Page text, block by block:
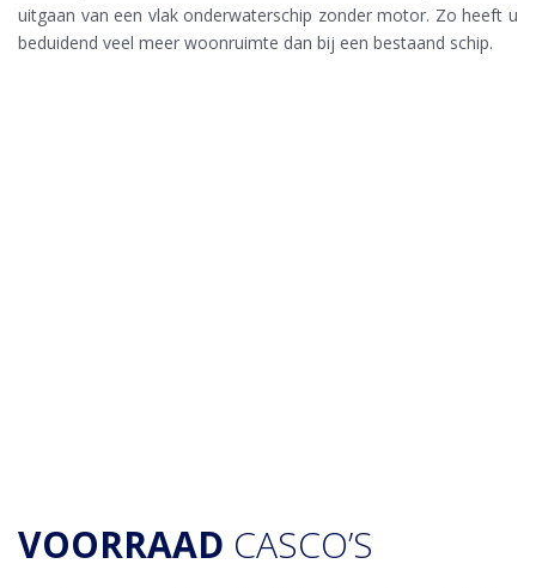
uitgaan van een vlak onderwaterschip zonder motor. Zo heeft u
beduidend veel meer woonruimte dan bij een bestaand schip.
VOORRAAD CASCO’S